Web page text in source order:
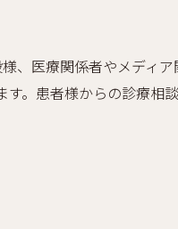
医療関係者やメディア
。患者様からの診療相